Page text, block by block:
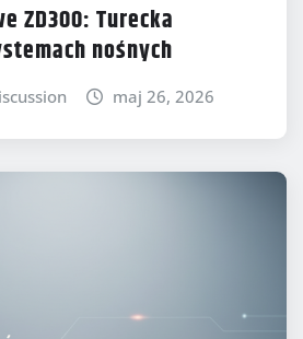
ZD300: Turecka
nośnych
maj 26, 2026